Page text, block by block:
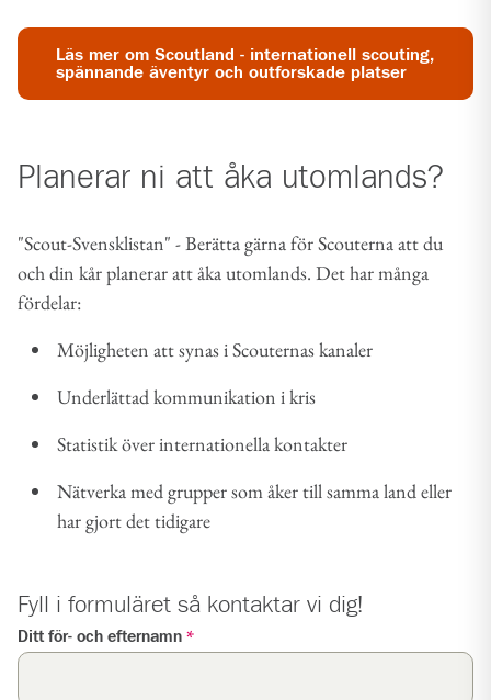
Läs mer om Scoutland - internationell scouting,
spännande äventyr och outforskade platser
Planerar ni att åka utomlands?
"Scout-Svensklistan" - Berätta gärna för Scouterna att du
och din kår planerar att åka utomlands. Det har många
fördelar:
Möjligheten att synas i Scouternas kanaler
Underlättad kommunikation i kris
Statistik över internationella kontakter
Nätverka med grupper som åker till samma land eller
har gjort det tidigare
Fyll i formuläret så kontaktar vi dig!
Formuläret har3steg.
Ditt för- och efternamn *